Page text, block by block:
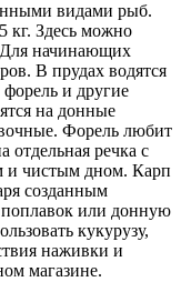
видами рыб.
кг. Здесь можно
Для начинающих
В прудах водятся
форель и другие
на донные
Форель любит
отдельная речка с
и чистым дном. Карп
созданным
поплавок или донную
кукурузу,
наживки и
магазине.